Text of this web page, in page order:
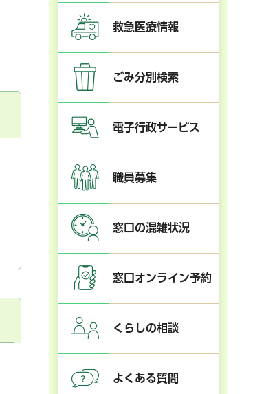
救急医療情報
ごみ分別検索
電子行政サービス
職員募集
窓口の混雑状況
窓口オンライン予約
くらしの相談
よくある質問